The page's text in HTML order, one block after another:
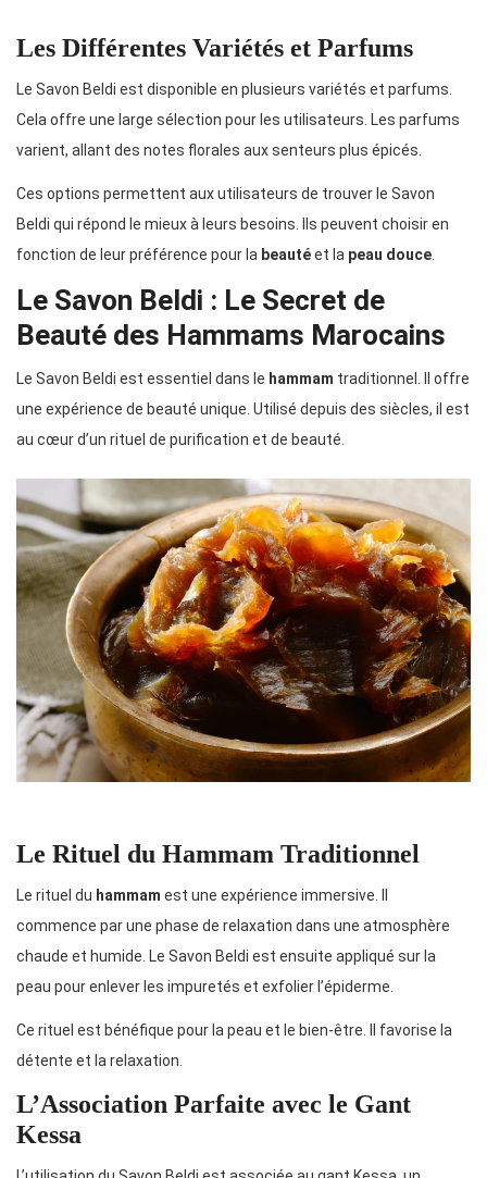
Les Différentes Variétés et Parfums
Le Savon Beldi est disponible en plusieurs variétés et parfums.
Cela offre une large sélection pour les utilisateurs. Les parfums
varient, allant des notes florales aux senteurs plus épicés.
Ces options permettent aux utilisateurs de trouver le Savon
Beldi qui répond le mieux à leurs besoins. Ils peuvent choisir en
fonction de leur préférence pour la beautéet la peau douce.
Le Savon Beldi : Le Secret de
Beauté des Hammams Marocains
Le Savon Beldi est essentiel dans le hammam traditionnel. Il offre
une expérience de beauté unique. Utilisé depuis des siècles, il est
au cœur d’un rituel de purification et de beauté.
Le Rituel du Hammam Traditionnel
Le rituel du hammam est une expérience immersive. Il
commence par une phase de relaxation dans une atmosphère
chaude et humide. Le Savon Beldi est ensuite appliqué sur la
peau pour enlever les impuretés et exfolier l’épiderme.
Ce rituel est bénéfique pour la peau et le bien-être. Il favorise la
détente et la relaxation.
L’Association Parfaite avec le Gant
Kessa